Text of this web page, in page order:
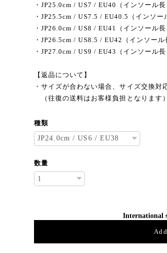
・JP25.0cm / US7 / EU40（インソール
・JP25.5cm / US7.5 / EU40.5（インソ
・JP26.0cm / US8 / EU41（インソール
・JP26.5cm / US8.5 / EU42（インソー
・JP27.0cm / US9 / EU43（インソール
【返品について】
・サイズが合わない場合、サイズ交換対
（往復の送料はお客様負担となります）
種類
数量
International